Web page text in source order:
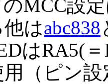
MCC設定
はabc838
はRA5(
用（ピン